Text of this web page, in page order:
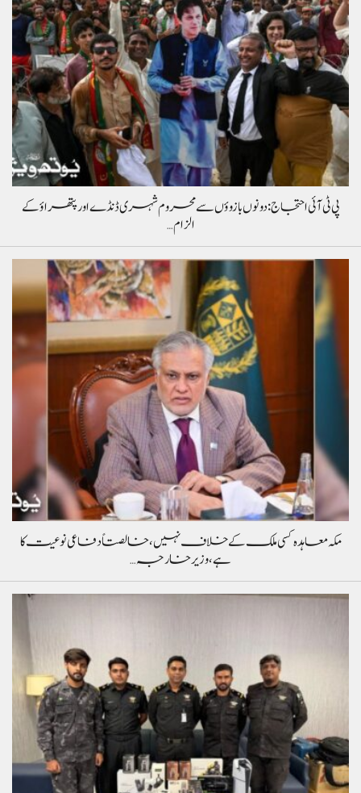
پی ٹی آئی احتجاج: دونوں بازوؤں سے محروم شہری ڈنڈے اور پتھراؤ کے
الزام…
مکہ معاہدہ کسی ملک کے خلاف نہیں، خالصتاً دفاعی نوعیت کا
ہے، وزیر خارجہ…